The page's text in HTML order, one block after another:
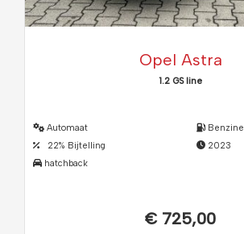
Opel Astra
1.2 GS line
Automaat
22% Bijtelling
hatchback
Benzine
2023
€ 725,00